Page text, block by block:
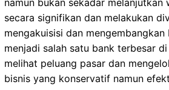
namun bukan sekadar melanjutkan
secara signifikan dan melakukan
mengakuisisi dan
menjadi salah satu bank terbesar
melihat peluang pasar dan
bisnis yang konservatif namun